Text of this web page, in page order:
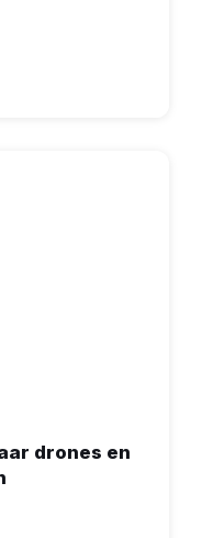
drones en